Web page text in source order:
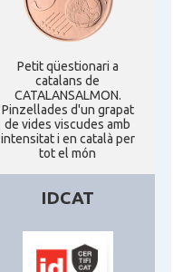
Petit qüestionari a
catalans de
CATALANSALMON.
Pinzellades d'un grapat
de vides viscudes amb
intensitat i en català per
tot el món
IDCAT